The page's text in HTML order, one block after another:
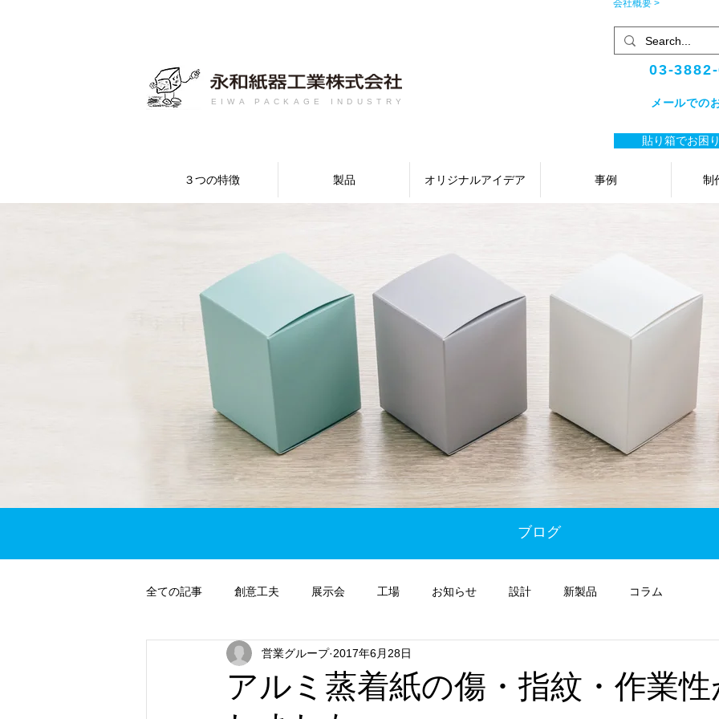
会社概要 >
EIWA PACKAGE INDUSTRY
03-
メールでの
貼り箱でお困
３つの特徴 製品 オリジナルアイデア 事例 制
ブログ
全ての記事 創意工夫 展示会 工場 お知らせ 設計 新製品 コラム
アルミ蒸着紙の傷・指紋・作業
営業グループ 2017年6月28日